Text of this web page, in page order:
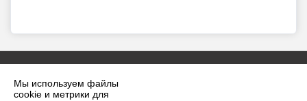
Мы используем файлы
cookie и метрики для